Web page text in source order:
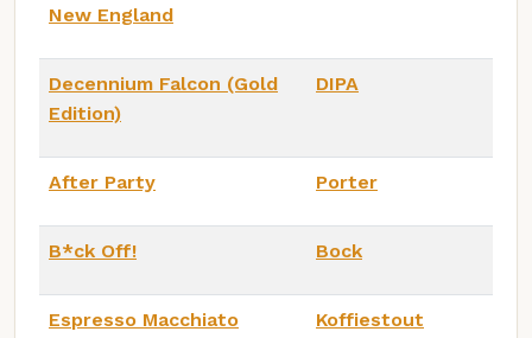
New England
Decennium Falcon (Gold
Edition)
DIPA
After Party Porter
B*ck Off! Bock
Espresso Macchiato Koffiestout